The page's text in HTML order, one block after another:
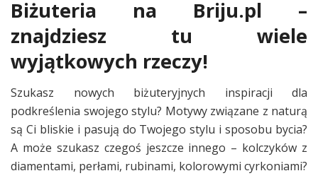
Biżuteria na Briju.pl –
znajdziesz tu wiele
wyjątkowych rzeczy!
Szukasz nowych biżuteryjnych inspiracji dla
podkreślenia swojego stylu? Motywy związane z naturą
są Ci bliskie i pasują do Twojego stylu i sposobu bycia?
A może szukasz czegoś jeszcze innego – kolczyków z
diamentami, perłami, rubinami, kolorowymi cyrkoniami?